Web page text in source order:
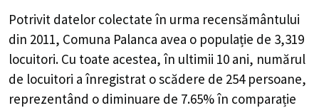
Potrivit datelor colectate în urma recensământului
din 2011, Comuna Palanca avea o populație de 3,319
locuitori. Cu toate acestea, în ultimii 10 ani, numărul
de locuitori a înregistrat oscădere de 254persoane,
reprezentând o diminuare de 7.65%în comparație